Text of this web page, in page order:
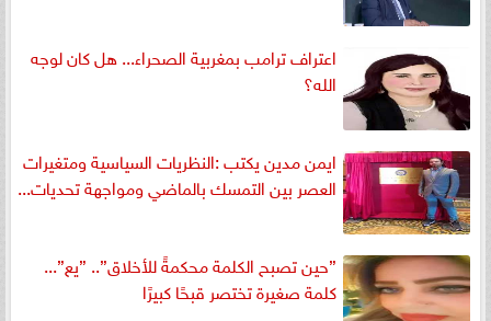
اعتراف ترامب بمغربية الصحراء... هل كان لوجه
الله؟
ايمن مدين يكتب :النظريات السياسية ومتغيرات
العصر بين التمسك بالماضي ومواجهة تحديات...
”حين تصبح الكلمة محكمةً للأخلاق”.. ”يع”...
كلمة صغيرة تختصر قبحًا كبيرًا